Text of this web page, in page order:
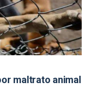
maltrato animal